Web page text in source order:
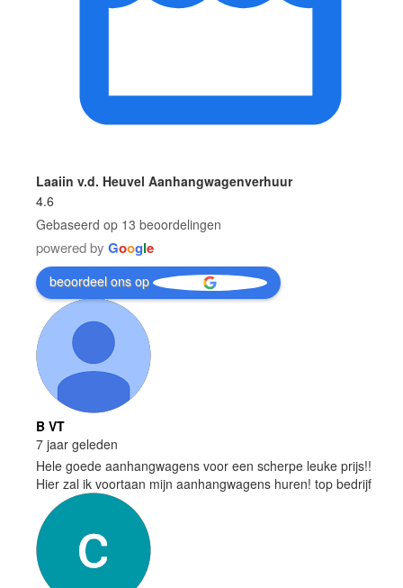
Laaiin v.d. Heuvel Aanhangwagenverhuur
4.6
Gebaseerd op 13 beoordelingen
powered by Google
beoordeel ons op
B VT
7 jaar geleden
Hele goede aanhangwagens voor een scherpe leuke prijs!!
Hier zal ik voortaan mijn aanhangwagens huren! top bedrijf